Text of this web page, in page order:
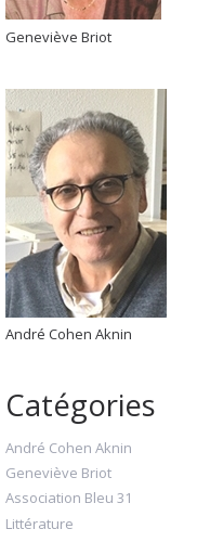
Geneviève Briot
André Cohen Aknin
Catégories
André Cohen Aknin
Geneviève Briot
Association Bleu 31
Littérature